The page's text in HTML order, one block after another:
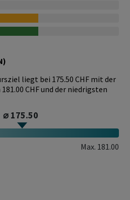
liegt bei 175.50 CHF mit der
CHF und der niedrigsten
⌀ 175.50
Max. 181.00